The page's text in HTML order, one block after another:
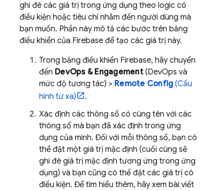
ghi đè các giá trị trong ứng dụng theo logic có
điều kiện hoặc tiêu chí nhắm đến người dùng mà
bạn muốn. Phần này mô tả các bước trên bảng
điều khiển của Firebase để tạo các giá trị này.
Trong bảng điều khiển Firebase, hãy chuyển
đến DevOps & Engagement(DevOps và
mức độ tương tác) > Remote Config (Cấu
hình từ xa)
.
Xác định các thông số có cùng tên với các
thông số mà bạn đã xác định trong ứng
dụng của mình. Đối với mỗi thông số, bạn có
thể đặt một giá trị mặc định (cuối cùng sẽ
ghi đè giá trị mặc định tương ứng trong ứng
dụng) và bạn cũng có thể đặt các giá trị có
điều kiện. Để tìm hiểu thêm, hãy xem bài viết